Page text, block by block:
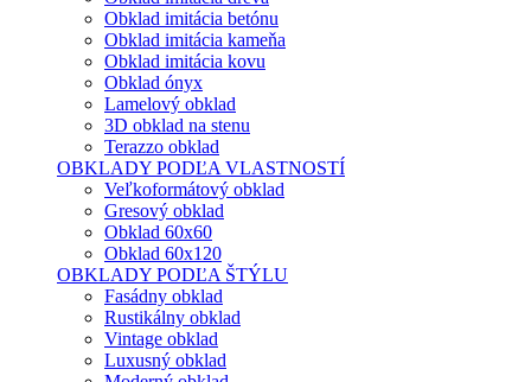
Obklad imitácia betónu
Obklad imitácia kameňa
Obklad imitácia kovu
Obklad ónyx
Lamelový obklad
3D obklad na stenu
Terazzo obklad
OBKLADY PODĽA VLASTNOSTÍ
Veľkoformátový obklad
Gresový obklad
Obklad 60x60
Obklad 60x120
OBKLADY PODĽA ŠTÝLU
Fasádny obklad
Rustikálny obklad
Vintage obklad
Luxusný obklad